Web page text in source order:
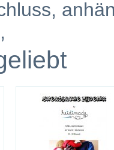
,
,